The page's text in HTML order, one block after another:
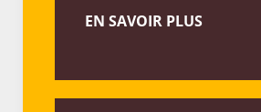
EN SAVOIR PLUS